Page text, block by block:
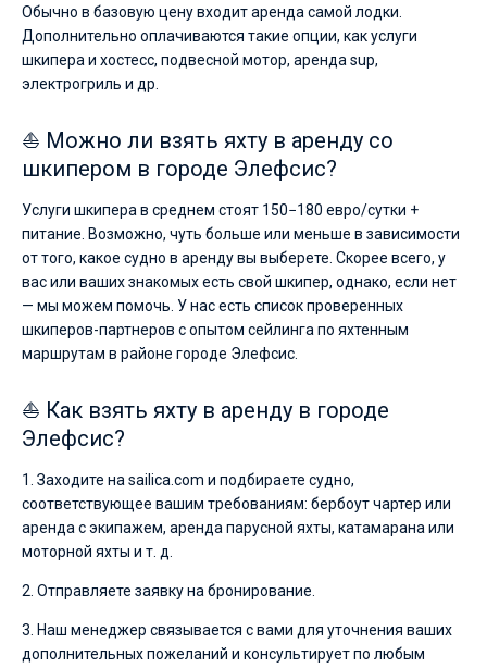
Обычно в базовую цену входит аренда самой лодки.
Дополнительно оплачиваются такие опции, как услуги
шкипера и хостесс, подвесной мотор, аренда sup,
электрогриль и др.
⛵ Можно ли взять яхту в аренду со
шкипером в городе Элефсис?
Услуги шкипера в среднем стоят 150−180 евро/сутки +
питание. Возможно, чуть больше или меньше в зависимости
от того, какое судно в аренду вы выберете. Скорее всего, у
вас или ваших знакомых есть свой шкипер, однако, если нет
— мы можем помочь. У нас есть список проверенных
шкиперов-партнеров с опытом сейлинга по яхтенным
маршрутам в районе городе Элефсис.
⛵ Как взять яхту в аренду в городе
Элефсис?
1. Заходите на sailica.com и подбираете судно,
соответствующее вашим требованиям: бербоут чартер или
аренда с экипажем, аренда парусной яхты, катамарана или
моторной яхты и т. д.
2. Отправляете заявку на бронирование.
3. Наш менеджер связывается с вами для уточнения ваших
дополнительных пожеланий и консультирует по любым